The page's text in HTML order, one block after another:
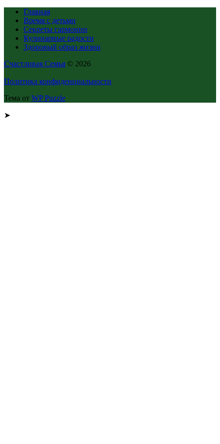
Главная
Время с детьми
Секреты гармонии
Кулинарные радости
Здоровый образ жизни
Счастливая Семья © 2026
Политика конфиденциальности
Тема от WP Puzzle
➤